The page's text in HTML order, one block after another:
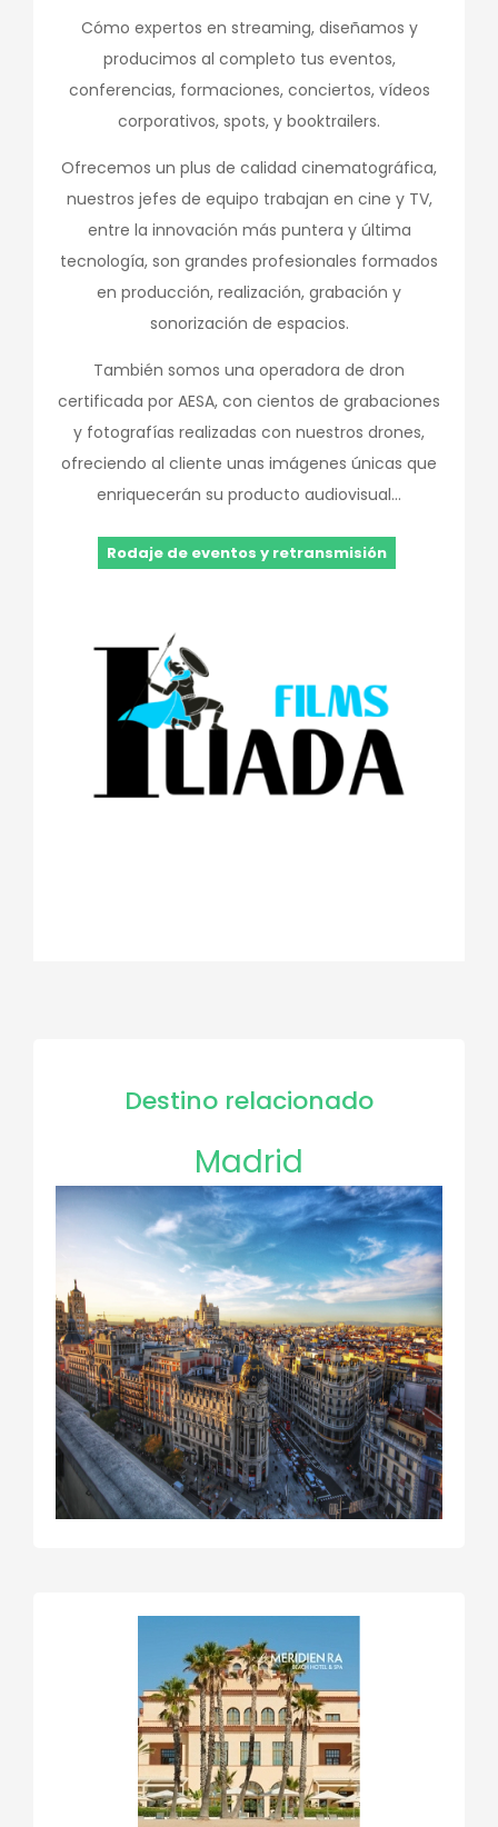
Cómo expertos en streaming, diseñamos y
producimos al completo tus eventos,
conferencias, formaciones, conciertos, vídeos
corporativos, spots, y booktrailers.
Ofrecemos un plus de calidad cinematográfica,
nuestros jefes de equipo trabajan en cine y TV,
entre la innovación más puntera y última
tecnología, son grandes profesionales formados
en producción, realización, grabación y
sonorización de espacios.
También somos una operadora de dron
certificada por AESA, con cientos de grabaciones
y fotografías realizadas con nuestros drones,
ofreciendo al cliente unas imágenes únicas que
enriquecerán su producto audiovisual...
Rodaje de eventos y retransmisión
Destino relacionado
Madrid